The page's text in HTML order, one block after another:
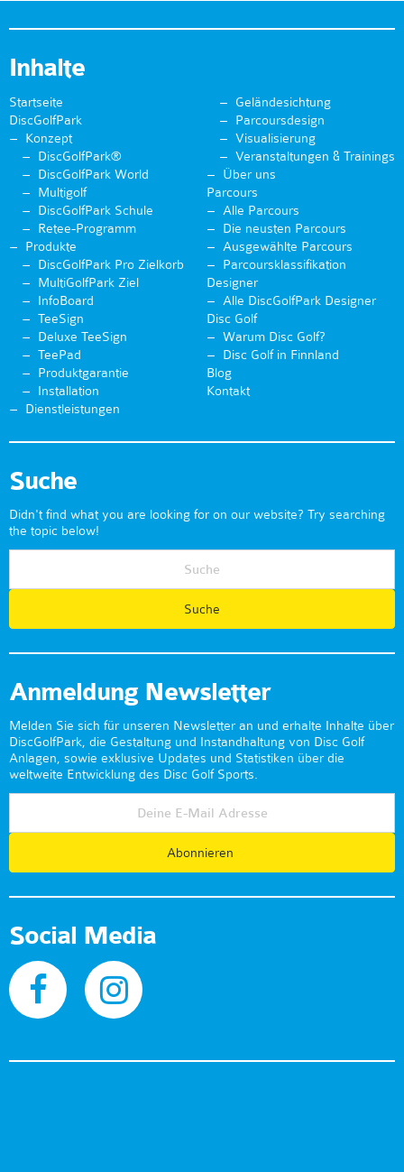
Inhalte
Startseite
DiscGolfPark
Konzept
DiscGolfPark®
DiscGolfPark World
Multigolf
DiscGolfPark Schule
Retee-Programm
Produkte
DiscGolfPark Pro Zielkorb
MultiGolfPark Ziel
InfoBoard
TeeSign
Deluxe TeeSign
TeePad
Produktgarantie
Installation
Dienstleistungen
Geländesichtung
Parcoursdesign
Visualisierung
Veranstaltungen & Trainings
Über uns
Parcours
Alle Parcours
Die neusten Parcours
Ausgewählte Parcours
Parcoursklassifikation
Designer
Alle DiscGolfPark Designer
Disc Golf
Warum Disc Golf?
Disc Golf in Finnland
Blog
Kontakt
Suche
Didn't find what you are looking for on our website? Try searching
the topic below!
Anmeldung Newsletter
Melden Sie sich für unseren Newsletter an und erhalte Inhalte über
DiscGolfPark, die Gestaltung und Instandhaltung von Disc Golf
Anlagen, sowie exklusive Updates und Statistiken über die
weltweite Entwicklung des Disc Golf Sports.
Abonnieren
Social Media